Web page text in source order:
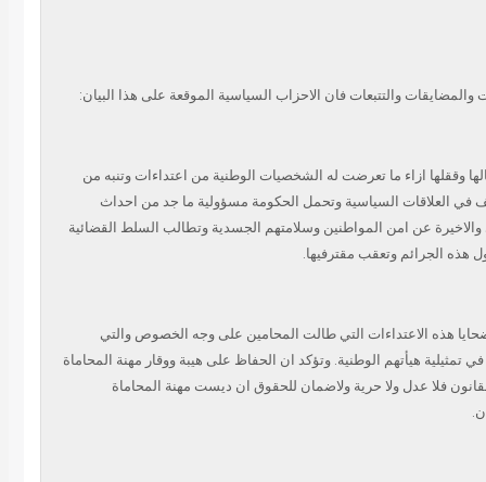
والمضايقات والتتبعات فان الاحزاب السياسية الموقعة على هذا البيان:
الشخصيات الوطنية من اعتداءات وتنبه من
في العلاقات السياسية وتحمل الحكومة مسؤولية ما جد من احداث
عن امن المواطنين وسلامتهم الجسدية وتطالب السلط القضائية
هذه الجرائم وتعقب مقترفيها.
المحامين على وجه الخصوص والتي
هيأتهم الوطنية. وتؤكد ان الحفاظ على هيبة ووقار مهنة المحاماة
فلا عدل ولا حرية ولاضمان للحقوق ان ديست مهنة المحاماة